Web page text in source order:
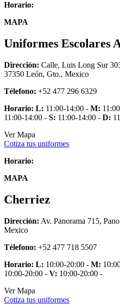
Horario:
MAPA
Uniformes Escolares
Dirección: Calle, Luis Long Sur
37350 León, Gto., Mexico
Télefono: +52 477 296 6329
Horario: L: 11:00-14:00 - M:
11:00-14:00 - S: 11:00-14:00 - D:
Ver Mapa
Cotiza tus uniformes
Horario:
MAPA
Cherriez
Dirección: Av. Panorama 715,
Mexico
Télefono: +52 477 718 5507
Horario: L: 10:00-20:00 - M:
10:00-20:00 - V: 10:00-20:00 -
Ver Mapa
Cotiza tus uniformes